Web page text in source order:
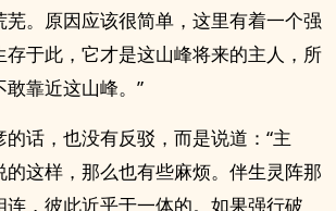
。原因应该很简单，这里有着一个强
存于此，它才是这山峰将来的主人，所
靠近这山峰。”
话，也没有反驳，而是说道：“主
的这样，那么也有些麻烦。伴生灵阵那
，彼此近乎于一体的。如果强行破